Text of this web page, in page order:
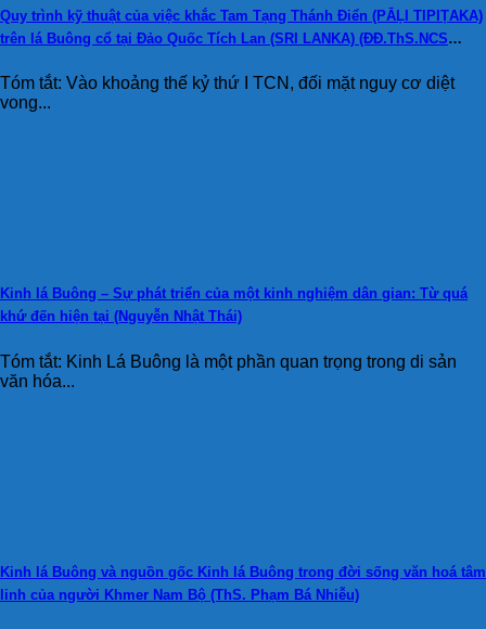
Quy trình kỹ thuật của việc khắc Tam Tạng Thánh Điển (PĀḶI TIPIṬAKA)
trên lá Buông cổ tại Đảo Quốc Tích Lan (SRI LANKA) (ĐĐ.ThS.NCS
Tóm tắt: Vào khoảng thế kỷ thứ I TCN, đối mặt nguy cơ diệt
vong...
Kinh lá Buông – Sự phát triển của một kinh nghiệm dân gian: Từ quá
khứ đến hiện tại (Nguyễn Nhật Thái)
Tóm tắt: Kinh Lá Buông là một phần quan trọng trong di sản
văn hóa...
Kinh lá Buông và nguồn gốc Kinh lá Buông trong đời sống văn hoá tâm
linh của người Khmer Nam Bộ (ThS. Phạm Bá Nhiễu)